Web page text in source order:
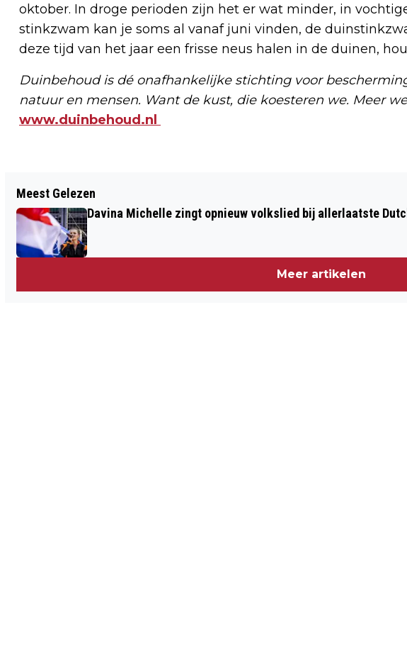
oktober. In droge perioden zijn het er wat minder, in
stinkzwam kan je soms al vanaf juni vinden, de
deze tijd van het jaar een frisse neus halen in de duinen,
Duinbehoud is dé onafhankelijke stichting voor
natuur en mensen. Want de kust, die koesteren we. Meer
www.duinbehoud.nl
BUNKER-DOE-DAG VOOR GEZINNEN IN
NATIONAAL PARK ZUID-KENNEMERLAND
Meest Gelezen
Davina Michelle zingt opnieuw volkslied bij allerlaatste
Meer artikelen